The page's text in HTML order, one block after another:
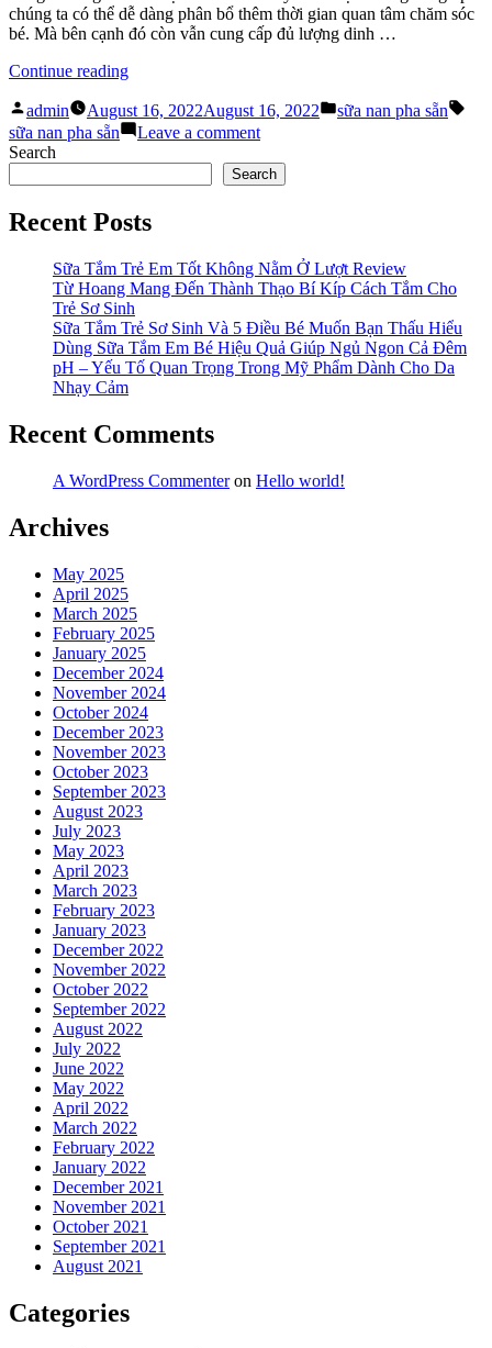
chậm
tăng
cân
chúng ta có thể dễ dàng phân bổ thêm thời gian quan tâm chăm sóc
bé. Mà bên cạnh đó còn vẫn cung cấp đủ lượng dinh …
Continue reading“Dùng
Nan
Pha
Có
Tốt
Không?”
Posted
by
admin August 16, 2022August 16, 2022
Posted
sữa nan pha sẵn
sữa nan pha sẵn
Leave a commenton
Sữa
Nan
Tốt
Hay
Search
Search
Recent Posts
Sữa Tắm Trẻ Em Tốt Không Nằm Ở Lượt Review
Từ Hoang Mang Đến Thành Thạo Bí Kíp Cách Tắm Cho
Trẻ Sơ Sinh
Sữa Tắm Trẻ Sơ Sinh Và 5 Điều Bé Muốn Bạn Thấu Hiểu
Dùng Sữa Tắm Em Bé Hiệu Quả Giúp Ngủ Ngon Cả Đêm
pH – Yếu Tố Quan Trọng Trong Mỹ Phẩm Dành Cho Da
Nhạy Cảm
Recent Comments
A WordPress Commenteron Hello world!
Archives
May 2025
April 2025
March 2025
February 2025
January 2025
December 2024
November 2024
October 2024
December 2023
November 2023
October 2023
September 2023
August 2023
July 2023
May 2023
April 2023
March 2023
February 2023
January 2023
December 2022
November 2022
October 2022
September 2022
August 2022
July 2022
June 2022
May 2022
April 2022
March 2022
February 2022
January 2022
December 2021
November 2021
October 2021
September 2021
August 2021
Categories